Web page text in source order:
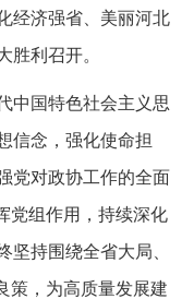
经济强省、美丽河北
胜利召开。
中国特色社会主义思
信念，强化使命担
党对政协工作的全面
党组作用，持续深化
坚持围绕全省大局、
策，为高质量发展建